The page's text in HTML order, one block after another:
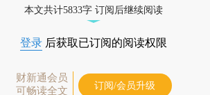
本文共计5833字 订阅后继续阅读
登录 后获取已订阅的阅读权限
财新通会员
可畅读全文
订阅/会员升级